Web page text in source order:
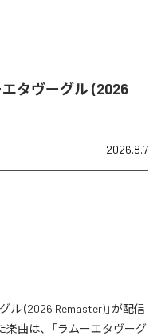
タヴーグル (2026
2026.8.7
ル (2026 Remaster)」が配信
曲は、「ラムーエタヴーグ